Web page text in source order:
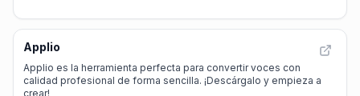
Applio
Applio es la herramienta perfecta para convertir voces con
calidad profesional de forma sencilla. ¡Descárgalo y empieza a
crear!